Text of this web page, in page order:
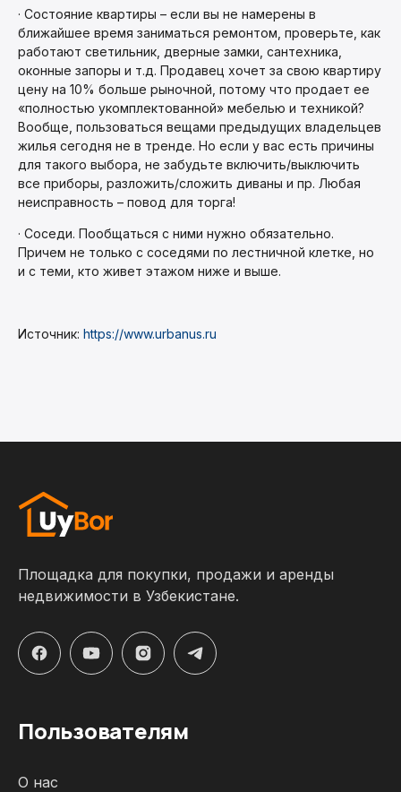
· Состояние квартиры – если вы не намерены в
ближайшее время заниматься ремонтом, проверьте, как
работают светильник, дверные замки, сантехника,
оконные запоры и т.д. Продавец хочет за свою квартиру
цену на 10% больше рыночной, потому что продает ее
«полностью укомплектованной» мебелью и техникой?
Вообще, пользоваться вещами предыдущих владельцев
жилья сегодня не в тренде. Но если у вас есть причины
для такого выбора, не забудьте включить/выключить
все приборы, разложить/сложить диваны и пр. Любая
неисправность – повод для торга!
· Соседи. Пообщаться с ними нужно обязательно.
Причем не только с соседями по лестничной клетке, но
и с теми, кто живет этажом ниже и выше.
Источник: https://www.urbanus.ru
Площадка для покупки, продажи и аренды
недвижимости в Узбекистане.
Пользователям
О нас